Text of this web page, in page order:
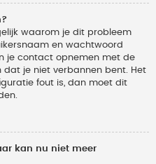
waarom je dit probleem
en wachtwoord
je contact opnemen met de
dat je niet verbannen bent. Het
fout is, dan moet dit
kan nu niet meer